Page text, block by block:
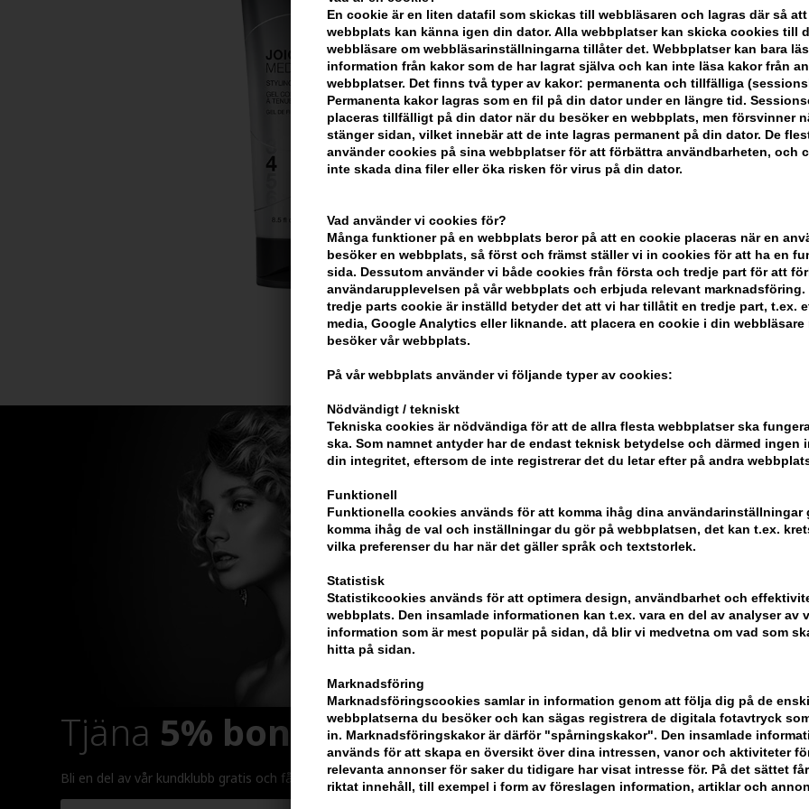
En cookie är en liten datafil som skickas till webbläsaren och lagras där så att
webbplats kan känna igen din dator. Alla webbplatser kan skicka cookies till
webbläsare om webbläsarinställningarna tillåter det. Webbplatser kan bara
information från kakor som de har lagrat själva och kan inte läsa kakor från
webbplatser. Det finns två typer av kakor: permanenta och tillfälliga
Permanenta kakor lagras som en fil på din dator under en längre tid.
placeras tillfälligt på din dator när du besöker en webbplats, men försvinner
stänger sidan, vilket innebär att de inte lagras permanent på din dator. De
använder cookies på sina webbplatser för att förbättra användbarheten, och
inte skada dina filer eller öka risken för virus på din dator.
Vad använder vi cookies för?
Många funktioner på en webbplats beror på att en cookie placeras när en
besöker en webbplats, så först och främst ställer vi in ​​cookies för att ha en
sida. Dessutom använder vi både cookies från första och tredje part för att
användarupplevelsen på vår webbplats och erbjuda relevant marknadsföring.
tredje parts cookie är inställd betyder det att vi har tillåtit en tredje part, t.ex.
media, Google Analytics eller liknande. att placera en cookie i din webbläsare
besöker vår webbplats.
På vår webbplats använder vi följande typer av cookies:
Nödvändigt / tekniskt
Tekniska cookies är nödvändiga för att de allra flesta webbplatser ska
ska. Som namnet antyder har de endast teknisk betydelse och därmed ingen
din integritet, eftersom de inte registrerar det du letar efter på andra
Funktionell
Funktionella cookies används för att komma ihåg dina användarinställningar
komma ihåg de val och inställningar du gör på webbplatsen, det kan t.ex.
vilka preferenser du har när det gäller språk och textstorlek.
Statistisk
Statistikcookies används för att optimera design, användbarhet och
webbplats. Den insamlade informationen kan t.ex. vara en del av analyser av
information som är mest populär på sidan, då blir vi medvetna om vad som
hitta på sidan.
Marknadsföring
Marknadsföringscookies samlar in information genom att följa dig på de
webbplatserna du besöker och kan sägas registrera de digitala fotavtryck
in. Marknadsföringskakor är därför "spårningskakor". Den insamlade
används för att skapa en översikt över dina intressen, vanor och aktiviteter
relevanta annonser för saker du tidigare har visat intresse för. På det sättet
riktat innehåll, till exempel i form av föreslagen information, artiklar och
KÖP FÖR YTTERLIGARE 499,00 SEK
BESKRIVNING RECENSIONER
Joico JoiGel Medium Styling Gel är en
passar alla hårtyper, ger flexibelt stöd,
- Applicera en liten mängd på
föna håret.
Storlek: 250ml
Tjäna 5% bonuspå hela din beställning
Bli en del av vår kundklubb gratis och få rabatter när du handlar